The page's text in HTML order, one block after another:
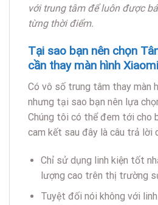
với trung tâm để luôn được
từng thời điểm.
Tại sao bạn nên chọn
cần thay màn hình
Có vô số trung tâm thay màn
nhưng tại sao bạn nên lựa
Chúng tôi có thể đem tới cho
cam kết sau đây là câu trả lời
Chỉ sử dụng linh kiện tốt
lượng cao trên thị trường
Tuyệt đối nói không với